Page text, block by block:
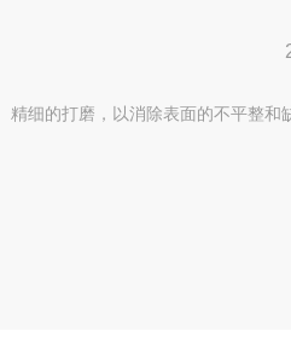
细的打磨，以消除表面的不平整和